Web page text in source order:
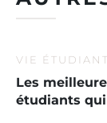
VIE
Les
étudiants